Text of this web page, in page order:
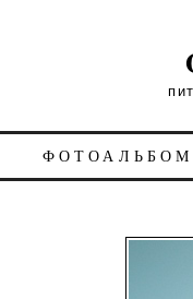
ФОТОАЛЬБОМ